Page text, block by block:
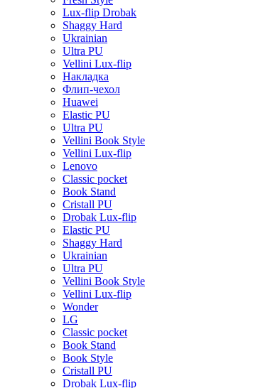
Lux-flip Drobak
Shaggy Hard
Ukrainian
Ultra PU
Vellini Lux-flip
Накладка
Флип-чехол
Huawei
Elastic PU
Ultra PU
Vellini Book Style
Vellini Lux-flip
Lenovo
Classic pocket
Book Stand
Cristall PU
Drobak Lux-flip
Elastic PU
Shaggy Hard
Ukrainian
Ultra PU
Vellini Book Style
Vellini Lux-flip
Wonder
LG
Classic pocket
Book Stand
Book Style
Cristall PU
Drobak Lux-flip